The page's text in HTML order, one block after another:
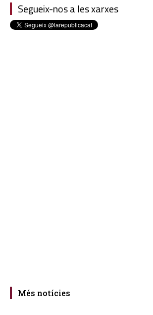
Segueix-nos a les xarxes
Més notícies